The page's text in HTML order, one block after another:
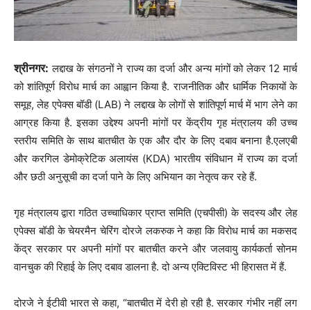
श्रीनगर: लद्दाख के संगठनों ने राज्य का दर्जा और अन्य मांगों को लेकर 12 मार्च
को शांतिपूर्ण विरोध मार्च का आह्वान किया है. राजनीतिक और धार्मिक निकायों के
समूह, लेह एपेक्स बॉडी (LAB) ने लद्दाख के लोगों से शांतिपूर्ण मार्च में भाग लेने का
आग्रह किया है. इसका उद्देश्य अपनी मांगों पर केंद्रीय गृह मंत्रालय की उच्च
स्तरीय समिति के साथ बातचीत के एक और दौर के लिए दबाव बनाना है.एलएबी
और करगिल डेमोक्रेटिक अलायंस (KDA) भारतीय संविधान में राज्य का दर्जा
और छठी अनुसूची का दर्जा पाने के लिए अभियान का नेतृत्व कर रहे हैं.
गृह मंत्रालय द्वारा गठित उच्चाधिकार प्राप्त समिति (एचपीसी) के सदस्य और लेह
एपेक्स बॉडी के चेयरमैन चेरिंग दोरजे लकरुक ने कहा कि विरोध मार्च का मकसद
केंद्र सरकार पर अपनी मांगों पर बातचीत करने और जलवायु कार्यकर्ता सोनम
वानचुक की रिहाई के लिए दबाव डालना है. दो अन्य एक्टिविस्ट भी हिरासत में हैं.
दोरजे ने ईटीवी भारत से कहा, “बातचीत में देरी हो रही है. सरकार गंभीर नहीं लग